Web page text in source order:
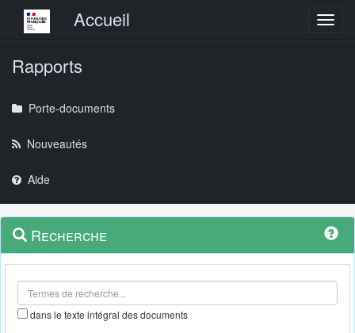
Menu principalAccueil
Rapports
Porte-documents
Nouveautés
Aide
Navigation
outils
Menu
contextuel
Recherche
dans le texte intégral des documents